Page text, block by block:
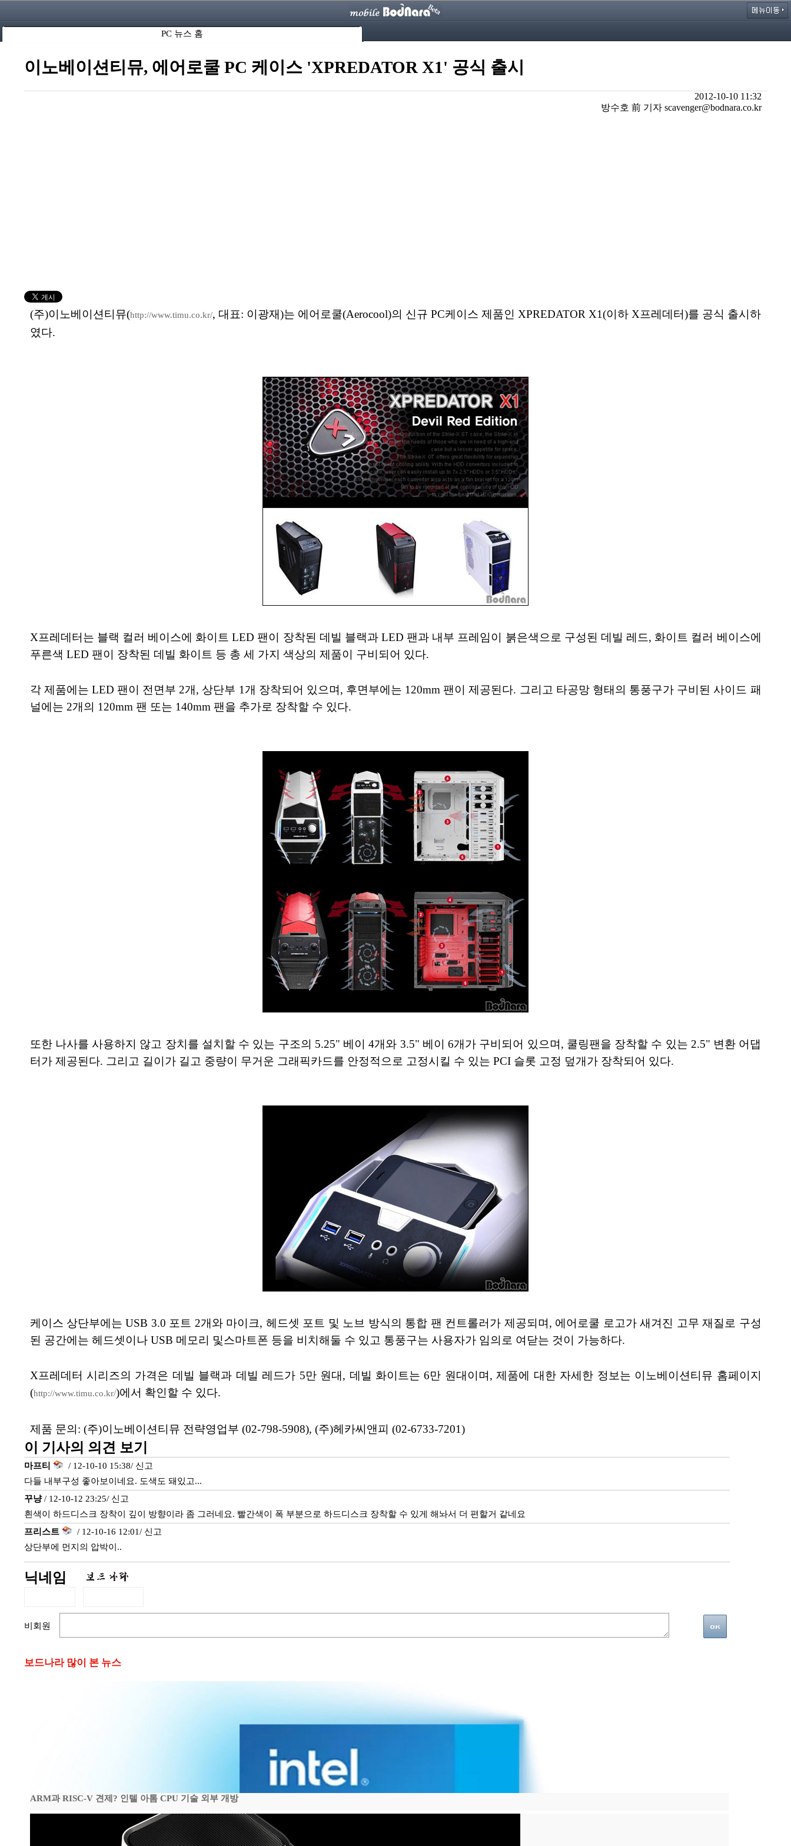
PC 뉴스 홈
이노베이션티뮤, 에어로쿨 PC 케이스 'XPREDATOR X1' 공식 출시
2012-10-10 11:32
방수호 前 기자 scavenger@bodnara.co.kr
(주)이노베이션티뮤(http://www.timu.co.kr/, 대표: 이광재)는 에어로쿨(Aerocool)의 신규 PC케이스 제품인 XPREDATOR X1(이하 X프레데터)를 공식 출시하
였다.
X프레데터는 블랙 컬러 베이스에 화이트 LED 팬이 장착된 데빌 블랙과 LED 팬과 내부 프레임이 붉은색으로 구성된 데빌 레드, 화이트 컬러 베이스에
푸른색 LED 팬이 장착된 데빌 화이트 등 총 세 가지 색상의 제품이 구비되어 있다.
각 제품에는 LED 팬이 전면부 2개, 상단부 1개 장착되어 있으며, 후면부에는 120mm 팬이 제공된다. 그리고 타공망 형태의 통풍구가 구비된 사이드 패
널에는 2개의 120mm 팬 또는 140mm 팬을 추가로 장착할 수 있다.
또한 나사를 사용하지 않고 장치를 설치할 수 있는 구조의 5.25" 베이 4개와 3.5" 베이 6개가 구비되어 있으며, 쿨링팬을 장착할 수 있는 2.5" 변환 어댑
터가 제공된다. 그리고 길이가 길고 중량이 무거운 그래픽카드를 안정적으로 고정시킬 수 있는 PCI 슬롯 고정 덮개가 장착되어 있다.
케이스 상단부에는 USB 3.0 포트 2개와 마이크, 헤드셋 포트 및 노브 방식의 통합 팬 컨트롤러가 제공되며, 에어로쿨 로고가 새겨진 고무 재질로 구성
된 공간에는 헤드셋이나 USB 메모리 및스마트폰 등을 비치해둘 수 있고 통풍구는 사용자가 임의로 여닫는 것이 가능하다.
X프레데터 시리즈의 가격은 데빌 블랙과 데빌 레드가 5만 원대, 데빌 화이트는 6만 원대이며, 제품에 대한 자세한 정보는 이노베이션티뮤 홈페이지
(http://www.timu.co.kr/)에서 확인할 수 있다.
제품 문의: (주)이노베이션티뮤 전략영업부 (02-798-5908), (주)헤카씨앤피 (02-6733-7201)
이 기사의 의견 보기
마프티 / 12-10-10 15:38/ 신고
다들 내부구성 좋아보이네요. 도색도 돼있고...
꾸냥/ 12-10-12 23:25/ 신고
흰색이 하드디스크 장착이 깊이 방향이라 좀 그러네요. 빨간색이 폭 부분으로 하드디스크 장착할 수 있게 해놔서 더 편할거 같네요
프리스트
/ 12-10-16 12:01/ 신고
상단부에 먼지의 압박이..
닉네임
비회원
보드나라 많이 본 뉴스
ARM과 RISC-V 견제? 인텔 아톰 CPU 기술 외부 개방